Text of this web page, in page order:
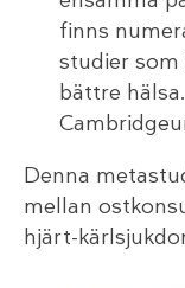
finns
studier
bättre hälsa.
Denna
mellan
hjärt-